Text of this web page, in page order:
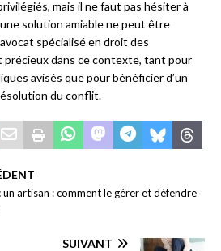
mais il ne faut pas hésiter à
solution amiable ne peut être
spécialisé en droit des
précieux dans ce contexte, tant pour
avisés que pour bénéficier d’un
du conflit.
un artisan : comment le gérer et défendre
SUIVANT